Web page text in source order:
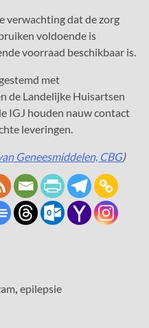
verwachting dat de zorg
voldoende is
voorraad beschikbaar is.
met
de Landelijke Huisartsen
IGJ houden nauw contact
leveringen.
Geneesmiddelen, CBG)
, epilepsie